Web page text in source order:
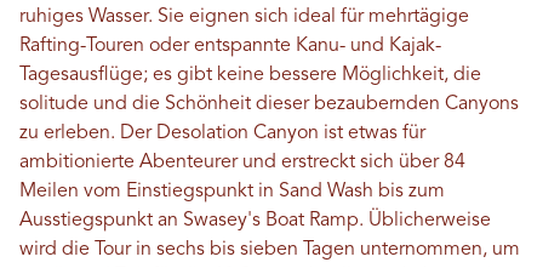
ruhiges Wasser. Sie eignen sich ideal für mehrtägige
Rafting-Touren oder entspannte Kanu- und Kajak-
Tagesausflüge; es gibt keine bessere Möglichkeit, die
solitude und die Schönheit dieser bezaubernden Canyons
zu erleben. Der Desolation Canyon ist etwas für
ambitionierte Abenteurer und erstreckt sich über 84
Meilen vom Einstiegspunkt in Sand Wash bis zum
Ausstiegspunkt an Swasey's Boat Ramp. Üblicherweise
wird die Tour in sechs bis sieben Tagen unternommen, um